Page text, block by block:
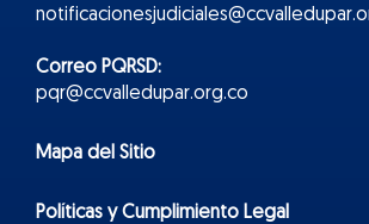
Correo PQRSD:
pqr@ccvalledupar.org.co
Mapa del Sitio
Políticas y Cumplimiento Legal